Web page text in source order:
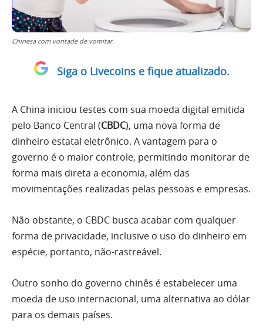
Chinesa com vontade de vomitar.
Siga o Livecoins e fique atualizado.
A China iniciou testes com sua moeda digital emitida
pelo Banco Central (CBDC), uma nova forma de
dinheiro estatal eletrônico. A vantagem para o
governo é o maior controle, permitindo monitorar de
forma mais direta a economia, além das
movimentações realizadas pelas pessoas e empresas.
Não obstante, o CBDC busca acabar com qualquer
forma de privacidade, inclusive o uso do dinheiro em
espécie, portanto, não-rastreável.
Outro sonho do governo chinês é estabelecer uma
moeda de uso internacional, uma alternativa ao dólar
para os demais países.